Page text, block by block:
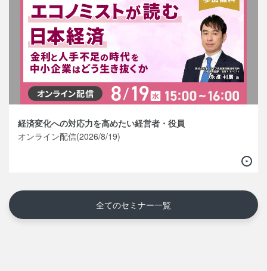
経済変化への対応力を高めたい経営者・役員
オンライン配信(2026/8/19)
全てのセミナー一覧